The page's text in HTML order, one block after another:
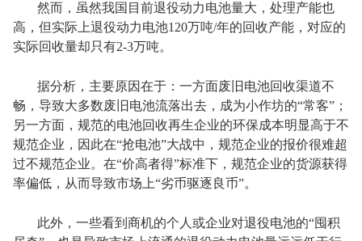
然而，虽然我国目前退役动力电池量大，处理产能也
高，但实际上退役动力电池120万吨/年的回收产能，对应的
实际回收量却只有2-3万吨。
据分析，主要原因在于：一方面废旧电池回收渠道不
畅，导致大多数废旧电池流落出去，成为小作坊的“常客”；
另一方面，规范的电池回收再生企业的环保成本明显高于不
规范企业，因此在“抢电池”大战中，规范企业的报价很难超
过不规范企业。在“价高者得”标准下，规范企业的货源获得
率偏低，从而导致市场上“劣币驱逐良币”。
此外，一些看到商机的个人或企业对退役电池的“囤积